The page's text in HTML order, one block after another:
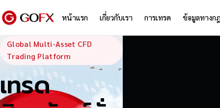
หน้าแรก เกี่ยวกับเรา การเทรด ข้อมูลทางก
GoFX —
Global Multi-Asset CFD
Trading Platform
เทรด